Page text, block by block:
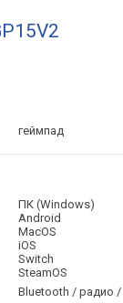
геймпад
ПК (Windows)
Android
MacOS
iOS
Switch
SteamOS
Bluetooth / радио